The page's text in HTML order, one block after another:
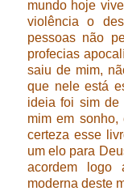
mundo hoje
violência o
pessoas não
profecias
saiu de mim,
que nele está
ideia foi sim de
mim em
certeza esse
um elo para
acordem logo
moderna deste